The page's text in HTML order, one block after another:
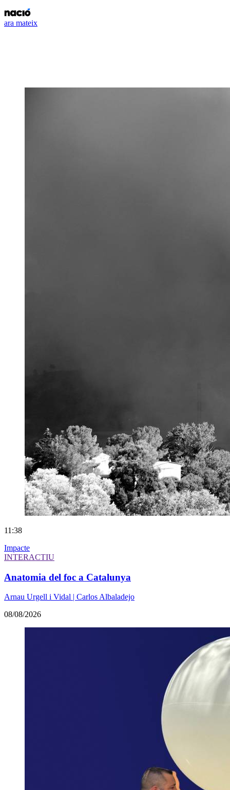
ara mateix
11:38
Impacte
INTERACTIU
Anatomia del foc a Catalunya
Arnau Urgell i Vidal | Carlos Albaladejo
08/08/2026